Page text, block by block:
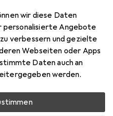
wir diese Daten
personalisierte Angebote
verbessern und gezielte
Webseiten oder Apps
Daten auch an
werden.
Marke
Mehr von Buff
19.8. geliefert
beim Lieferanten